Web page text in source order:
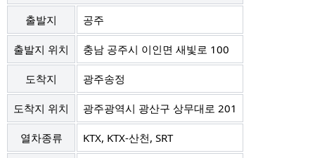
출발지 공주
출발지 위치 충남 공주시 이인면 새빛로 100
도착지 광주송정
도착지 위치 광주광역시 광산구 상무대로 201
열차종류 KTX, KTX-산천, SRT